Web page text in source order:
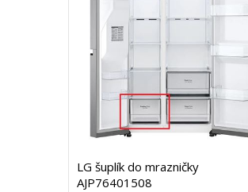
LG šuplík do mrazničky
AJP76401508